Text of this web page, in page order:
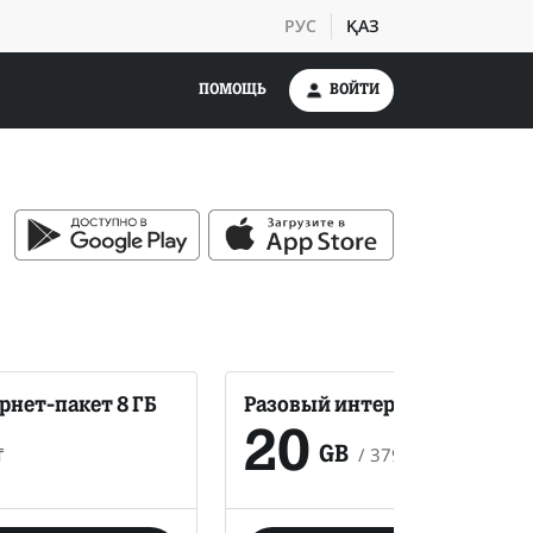
РУС ҚАЗ
ПОМОЩЬ ВОЙТИ
пакет 8 ГБ Разовый интернет-пакет 20
20 GB / 3790